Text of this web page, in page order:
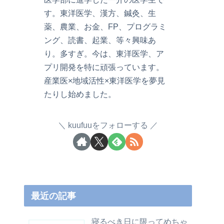
す。東洋医学、漢方、鍼灸、生
薬、農業、お金、FP、プログラミ
ング、読書、起業、等々興味あ
り。多すぎ。今は、東洋医学、ア
プリ開発を特に頑張っています。
産業医×地域活性×東洋医学を夢見
たりし始めました。
kuufuuをフォローする
最近の記事
寝るべき日に限ってめちゃ